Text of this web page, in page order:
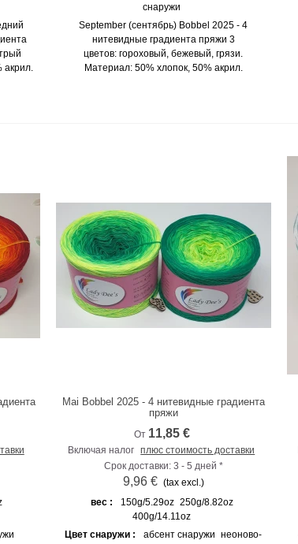
акрил.
снаружи
September (сентябрь) Bobbel 2025 - 4
нитевидные градиента пряжи 3
цветов: гороховый, бежевый, грязи.
Материал: 50% хлопок, 50% акрил.
К сравнению
Mai Bobbel 2025 - 4 нитевидные градиента
пряжи
От 11,85 €
Включая налог плюс стоимость доставки
Срок доставки: 3 - 5 дней *
9,96 € (tax excl.)
вес :
150g/5.29oz 250g/8.82oz
400g/14.11oz
Цвет снаружи :
абсент снаружи неоново-